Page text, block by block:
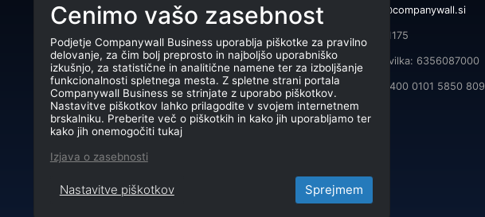
podjetjem pomaga izboljšati
poslovanje z iskanjem in povezovanjem
strank.
CompanyWall Business © 2026
info@companywall.si
DŠ: SI55591175
Matična številka: 6356087000
TRR: SI56 3400 0101 5850 809
Cenimo vašo zasebnost
Podjetje Companywall Business uporablja piškotke za pravilno
delovanje, za čim bolj preprosto in najboljšo uporabniško
izkušnjo, za statistične in analitične namene ter za izboljšanje
funkcionalnosti spletnega mesta. Z spletne strani portala
Companywall Business se strinjate z uporabo piškotkov.
Nastavitve piškotkov lahko prilagodite v svojem internetnem
brskalniku. Preberite več o piškotkih in kako jih uporabljamo ter
kako jih onemogočiti tukaj
Izjava o zasebnosti
Nastavitve piškotkov Sprejmem